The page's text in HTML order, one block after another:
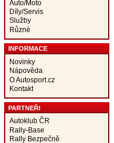
Auto/Moto
Díly/Servis
Služby
Různé
INFORMACE
Novinky
Nápověda
O Autosport.cz
Kontakt
PARTNEŘI
Autoklub ČR
Rally-Base
Rally Bezpečně